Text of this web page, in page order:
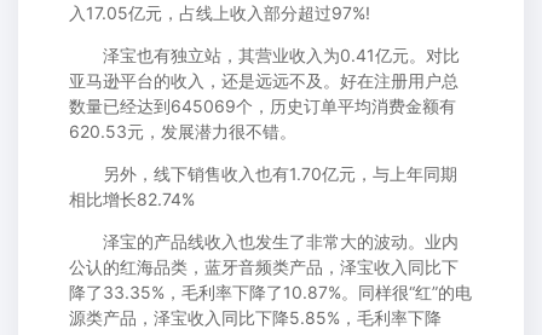
入17.05亿元，占线上收入部分超过97%!
泽宝也有独立站，其营业收入为0.41亿元。对比
亚马逊平台的收入，还是远远不及。好在注册用户总
数量已经达到645069个，历史订单平均消费金额有
620.53元，发展潜力很不错。
另外，线下销售收入也有1.70亿元，与上年同期
相比增长82.74%
泽宝的产品线收入也发生了非常大的波动。业内
公认的红海品类，蓝牙音频类产品，泽宝收入同比下
降了33.35%，毛利率下降了10.87%。同样很“红”的电
源类产品，泽宝收入同比下降5.85%，毛利率下降